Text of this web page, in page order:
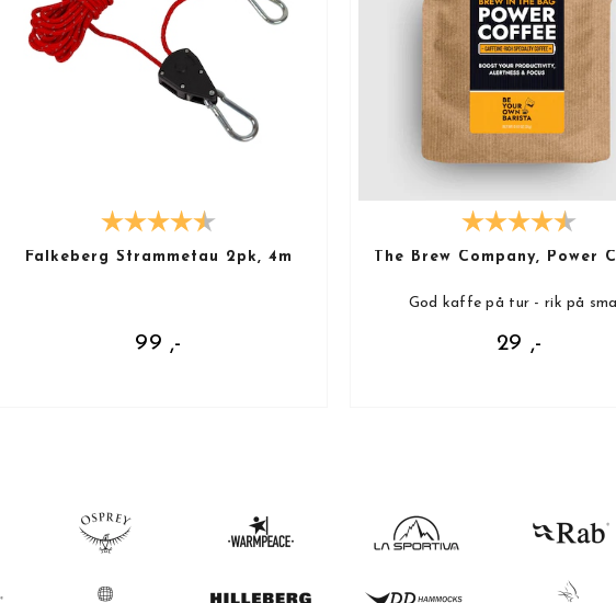
Falkeberg Strammetau 2pk, 4m
99 ,-
The Brew Company, Power
God kaffe på tur - rik på
29 ,-